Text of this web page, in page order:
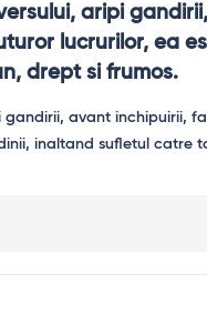
aripi
lucrurilor, ea
drept si frumos.